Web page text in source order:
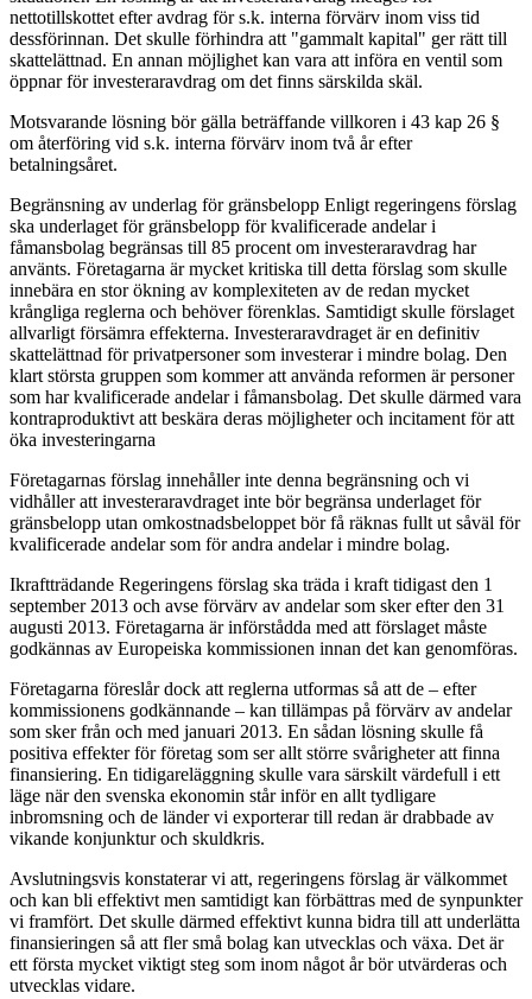
nettotillskottet efter avdrag för s.k. interna förvärv inom viss tid
dessförinnan. Det skulle förhindra att "gammalt kapital" ger rätt till
skattelättnad. En annan möjlighet kan vara att införa en ventil som
öppnar för investeraravdrag om det finns särskilda skäl.
Motsvarande lösning bör gälla beträffande villkoren i 43 kap 26 §
om återföring vid s.k. interna förvärv inom två år efter
betalningsåret.
Begränsning av underlag för gränsbelopp Enligt regeringens förslag
ska underlaget för gränsbelopp för kvalificerade andelar i
fåmansbolag begränsas till 85 procent om investeraravdrag har
använts. Företagarna är mycket kritiska till detta förslag som skulle
innebära en stor ökning av komplexiteten av de redan mycket
krångliga reglerna och behöver förenklas. Samtidigt skulle förslaget
allvarligt försämra effekterna. Investeraravdraget är en definitiv
skattelättnad för privatpersoner som investerar i mindre bolag. Den
klart största gruppen som kommer att använda reformen är personer
som har kvalificerade andelar i fåmansbolag. Det skulle därmed vara
kontraproduktivt att beskära deras möjligheter och incitament för att
öka investeringarna
Företagarnas förslag innehåller inte denna begränsning och vi
vidhåller att investeraravdraget inte bör begränsa underlaget för
gränsbelopp utan omkostnadsbeloppet bör få räknas fullt ut såväl för
kvalificerade andelar som för andra andelar i mindre bolag.
Ikraftträdande Regeringens förslag ska träda i kraft tidigast den 1
september 2013 och avse förvärv av andelar som sker efter den 31
augusti 2013. Företagarna är införstådda med att förslaget måste
godkännas av Europeiska kommissionen innan det kan genomföras.
Företagarna föreslår dock att reglerna utformas så att de – efter
kommissionens godkännande – kan tillämpas på förvärv av andelar
som sker från och med januari 2013. En sådan lösning skulle få
positiva effekter för företag som ser allt större svårigheter att finna
finansiering. En tidigareläggning skulle vara särskilt värdefull i ett
läge när den svenska ekonomin står inför en allt tydligare
inbromsning och de länder vi exporterar till redan är drabbade av
vikande konjunktur och skuldkris.
Avslutningsvis konstaterar vi att, regeringens förslag är välkommet
och kan bli effektivt men samtidigt kan förbättras med de synpunkter
vi framfört. Det skulle därmed effektivt kunna bidra till att underlätta
finansieringen så att fler små bolag kan utvecklas och växa. Det är
ett första mycket viktigt steg som inom något år bör utvärderas och
utvecklas vidare.